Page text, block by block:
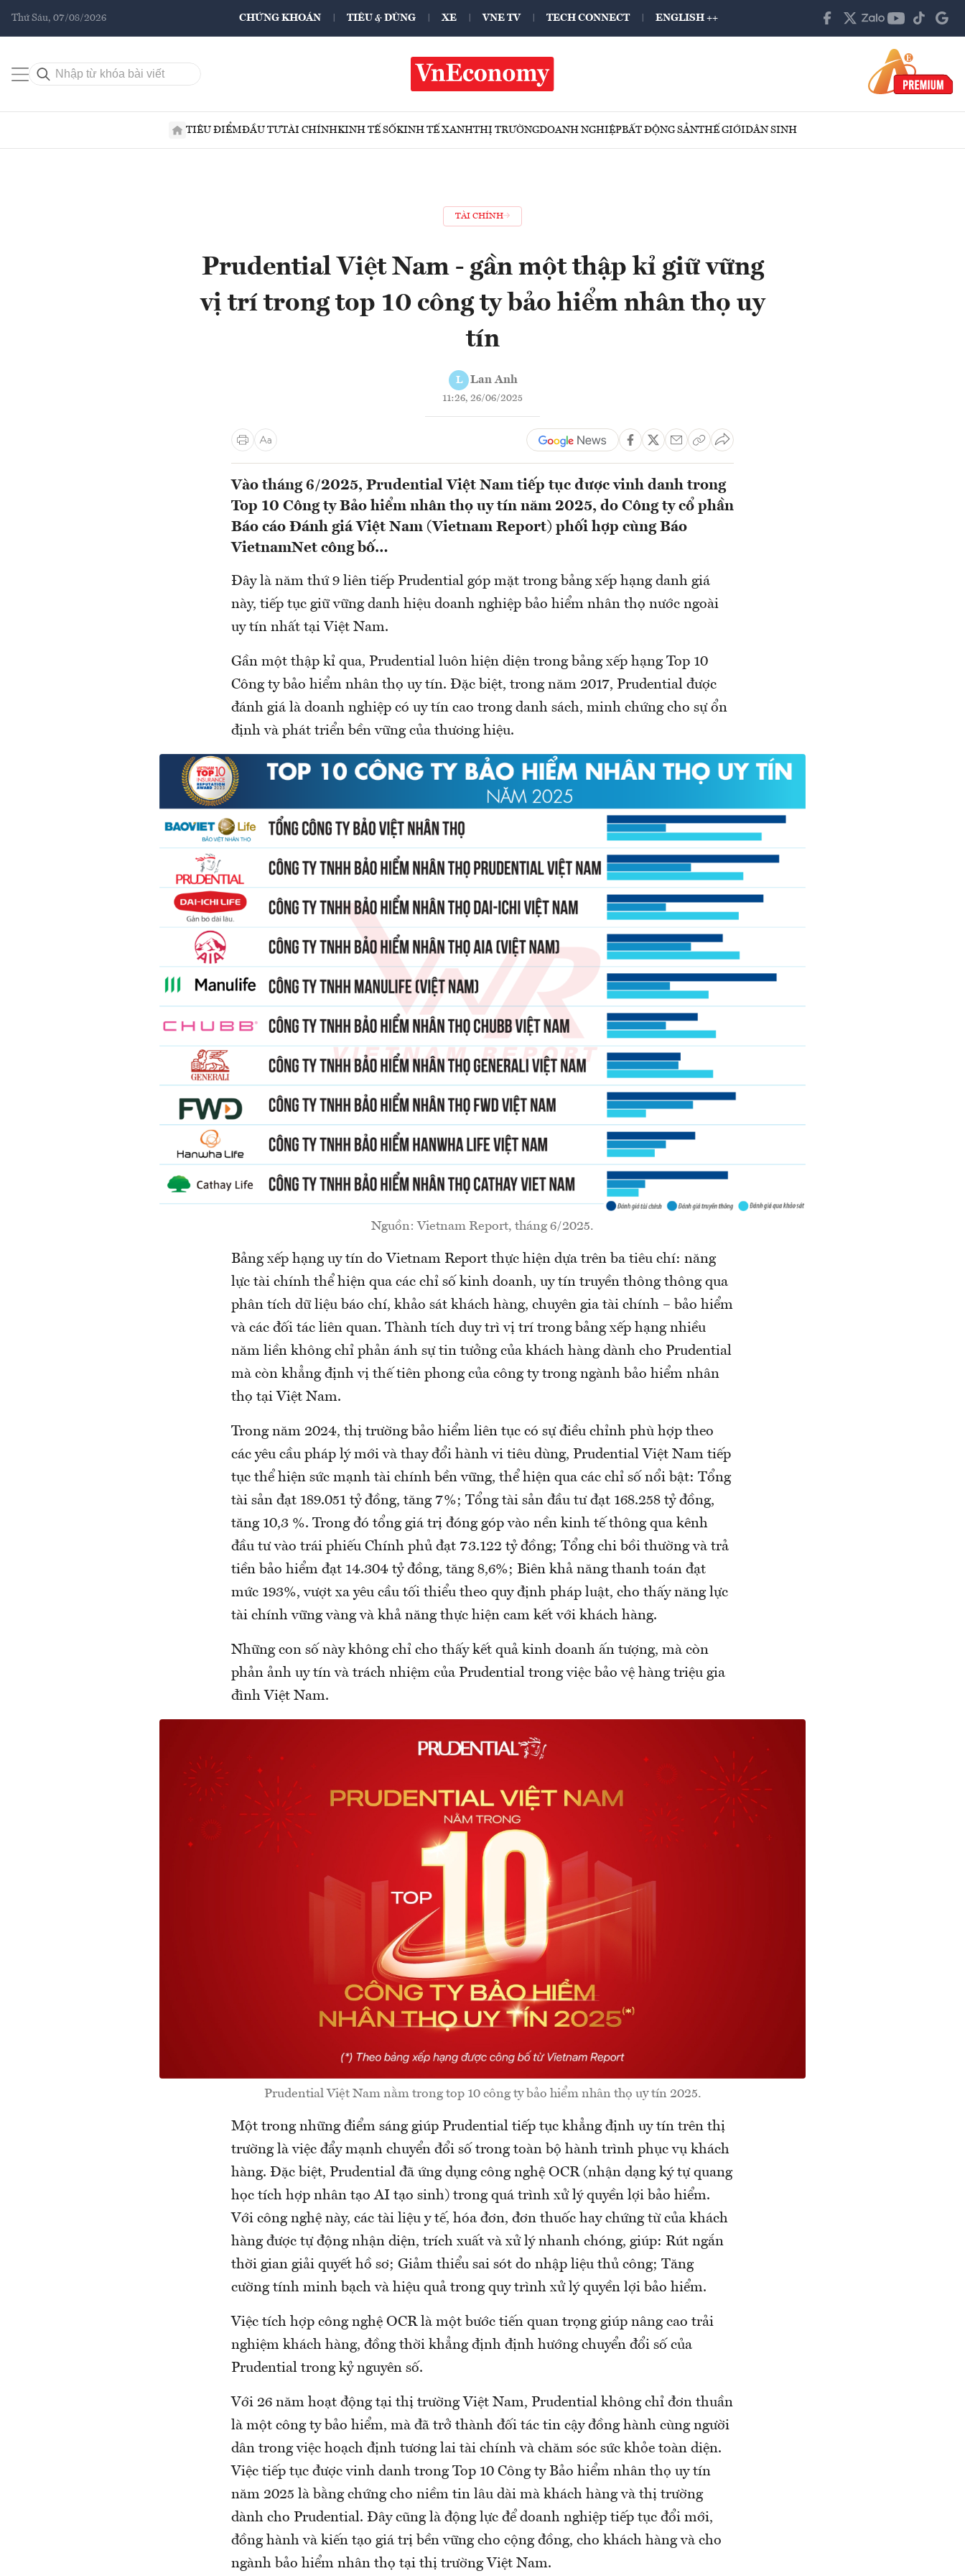
Thứ Sáu, 07/08/2026 CHỨNG KHOÁN TIÊU & DÙNG XE VNE TV TECH CONNECT ENGLISH ++
TIÊU ĐIỂMĐẦU TƯTÀI CHÍNHKINH TẾ SỐKINH TẾ XANHTHỊ TRƯỜNGDOANH NGHIỆPBẤT ĐỘNG SẢNTHẾ GIỚIDÂN SINH
TÀI CHÍNH
Prudential Việt Nam - gần một thập kỉ giữ vững
vị trí trong top 10 công ty bảo hiểm nhân thọ uy
tín
L Lan Anh
11:26, 26/06/2025
Vào tháng 6/2025, Prudential Việt Nam tiếp tục được vinh danh trong
Top 10 Công ty Bảo hiểm nhân thọ uy tín năm 2025, do Công ty cổ phần
Báo cáo Đánh giá Việt Nam (Vietnam Report) phối hợp cùng Báo
VietnamNet công bố…
Đây là năm thứ 9 liên tiếp Prudential góp mặt trong bảng xếp hạng danh giá
này, tiếp tục giữ vững danh hiệu doanh nghiệp bảo hiểm nhân thọ nước ngoài
uy tín nhất tại Việt Nam.
Gần một thập kỉ qua, Prudential luôn hiện diện trong bảng xếp hạng Top 10
Công ty bảo hiểm nhân thọ uy tín. Đặc biệt, trong năm 2017, Prudential được
đánh giá là doanh nghiệp có uy tín cao trong danh sách, minh chứng cho sự ổn
định và phát triển bền vững của thương hiệu.
Nguồn: Vietnam Report, tháng 6/2025.
Bảng xếp hạng uy tín do Vietnam Report thực hiện dựa trên ba tiêu chí: năng
lực tài chính thể hiện qua các chỉ số kinh doanh, uy tín truyền thông thông qua
phân tích dữ liệu báo chí, khảo sát khách hàng, chuyên gia tài chính – bảo hiểm
và các đối tác liên quan. Thành tích duy trì vị trí trong bảng xếp hạng nhiều
năm liền không chỉ phản ánh sự tin tưởng của khách hàng dành cho Prudential
mà còn khẳng định vị thế tiên phong của công ty trong ngành bảo hiểm nhân
thọ tại Việt Nam.
Trong năm 2024, thị trường bảo hiểm liên tục có sự điều chỉnh phù hợp theo
các yêu cầu pháp lý mới và thay đổi hành vi tiêu dùng, Prudential Việt Nam tiếp
tục thể hiện sức mạnh tài chính bền vững, thể hiện qua các chỉ số nổi bật: Tổng
tài sản đạt 189.051 tỷ đồng, tăng 7%; Tổng tài sản đầu tư đạt 168.258 tỷ đồng,
tăng 10,3 %. Trong đó tổng giá trị đóng góp vào nền kinh tế thông qua kênh
đầu tư vào trái phiếu Chính phủ đạt 73.122 tỷ đồng; Tổng chi bồi thường và trả
tiền bảo hiểm đạt 14.304 tỷ đồng, tăng 8,6%; Biên khả năng thanh toán đạt
mức 193%, vượt xa yêu cầu tối thiểu theo quy định pháp luật, cho thấy năng lực
tài chính vững vàng và khả năng thực hiện cam kết với khách hàng.
Những con số này không chỉ cho thấy kết quả kinh doanh ấn tượng, mà còn
phản ảnh uy tín và trách nhiệm của Prudential trong việc bảo vệ hàng triệu gia
đình Việt Nam.
Prudential Việt Nam nằm trong top 10 công ty bảo hiểm nhân thọ uy tín 2025.
Một trong những điểm sáng giúp Prudential tiếp tục khẳng định uy tín trên thị
trường là việc đẩy mạnh chuyển đổi số trong toàn bộ hành trình phục vụ khách
hàng. Đặc biệt, Prudential đã ứng dụng công nghệ OCR (nhận dạng ký tự quang
học tích hợp nhân tạo AI tạo sinh) trong quá trình xử lý quyền lợi bảo hiểm.
Với công nghệ này, các tài liệu y tế, hóa đơn, đơn thuốc hay chứng từ của khách
hàng được tự động nhận diện, trích xuất và xử lý nhanh chóng, giúp: Rút ngắn
thời gian giải quyết hồ sơ; Giảm thiểu sai sót do nhập liệu thủ công; Tăng
cường tính minh bạch và hiệu quả trong quy trình xử lý quyền lợi bảo hiểm.
Việc tích hợp công nghệ OCR là một bước tiến quan trọng giúp nâng cao trải
nghiệm khách hàng, đồng thời khẳng định định hướng chuyển đổi số của
Prudential trong kỷ nguyên số.
Với 26 năm hoạt động tại thị trường Việt Nam, Prudential không chỉ đơn thuần
là một công ty bảo hiểm, mà đã trở thành đối tác tin cậy đồng hành cùng người
dân trong việc hoạch định tương lai tài chính và chăm sóc sức khỏe toàn diện.
Việc tiếp tục được vinh danh trong Top 10 Công ty Bảo hiểm nhân thọ uy tín
năm 2025 là bằng chứng cho niềm tin lâu dài mà khách hàng và thị trường
dành cho Prudential. Đây cũng là động lực để doanh nghiệp tiếp tục đổi mới,
đồng hành và kiến tạo giá trị bền vững cho cộng đồng, cho khách hàng và cho
ngành bảo hiểm nhân thọ tại thị trường Việt Nam.